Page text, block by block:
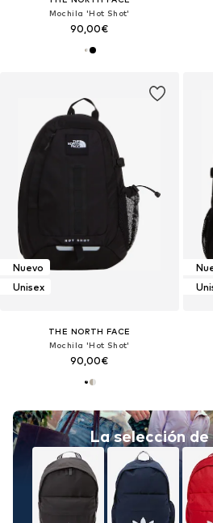
Mochila 'Hot Shot'
90,00€
Nuevo
Unisex
THE NORTH FACE
Mochila 'Hot Shot'
90,00€
La selección de